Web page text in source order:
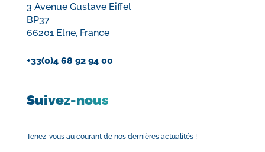
3 Avenue Gustave Eiffel
BP37
66201 Elne, France
+33(0)4 68 92 94 00
Suivez-nous
Tenez-vous au courant de nos dernières actualités !